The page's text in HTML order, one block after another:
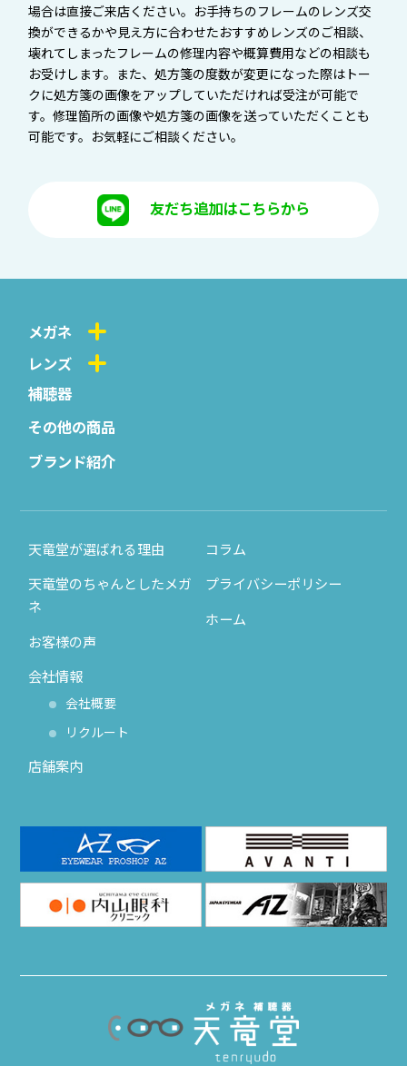
場合は直接ご来店ください。お手持ちのフレームのレンズ交
換ができるかや見え方に合わせたおすすめレンズのご相談、
壊れてしまったフレームの修理内容や概算費用などの相談も
お受けします。また、処方箋の度数が変更になった際はトー
クに処方箋の画像をアップしていただければ受注が可能で
す。修理箇所の画像や処方箋の画像を送っていただくことも
可能です。お気軽にご相談ください。
友だち追加はこちらから
メガネ
レンズ
補聴器
その他の商品
ブランド紹介
天竜堂が選ばれる理由
天竜堂のちゃんとしたメガ
ネ
お客様の声
会社情報
会社概要
リクルート
店舗案内
コラム
プライバシーポリシー
ホーム